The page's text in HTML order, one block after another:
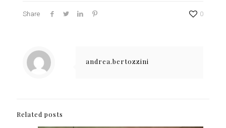
Share 0
andrea.bertozzini
Related posts